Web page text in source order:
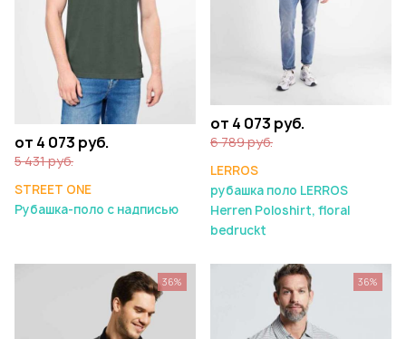
от 4 073 руб.
5 431 руб.
STREET ONE
Рубашка-поло с надписью
от 4 073 руб.
6 789 руб.
LERROS
рубашка поло LERROS
Herren Poloshirt, floral
bedruckt
36% 36%